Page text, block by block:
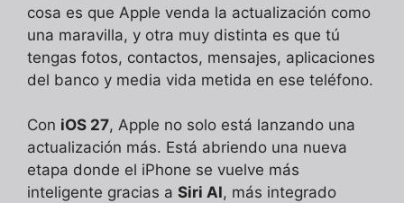
cosa es que Apple venda la actualización como
una maravilla, y otra muy distinta es que tú
tengas fotos, contactos, mensajes, aplicaciones
del banco y media vida metida en ese teléfono.
Con iOS 27, Apple no solo está lanzando una
actualización más. Está abriendo una nueva
etapa donde el iPhone se vuelve más
inteligente gracias a Siri AI, más integrado